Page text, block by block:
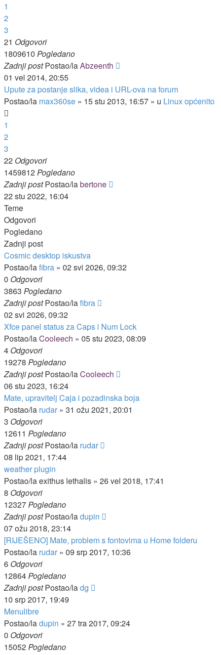
1
2
3
21 Odgovori
1809610 Pogledano
Zadnji postPostao/laAbzeenth
01 vel 2014, 20:55
Upute za postanje slika, videa i URL-ova na forum
Postao/la max360se » 15 stu 2013, 16:57 » u Linux općenito
1
2
3
22 Odgovori
1459812Pogledano
Zadnji postPostao/labertone
22 stu 2022, 16:04
Teme
Odgovori
Pogledano
Zadnji post
Cosmic desktop iskustva
Postao/lafibra » 02 svi 2026, 09:32
0 Odgovori
3863 Pogledano
Zadnji postPostao/lafibra
02 svi 2026, 09:32
Xfce panel status za Caps i Num Lock
Postao/laCooleech » 05 stu 2023, 08:09
4 Odgovori
19278 Pogledano
Zadnji postPostao/laCooleech
06 stu 2023, 16:24
Mate, upravitelj Caja i pozadinska boja
Postao/la rudar » 31 ožu 2021, 20:01
3 Odgovori
12611 Pogledano
Zadnji postPostao/la rudar
08 lip 2021, 17:44
weather plugin
Postao/laexithus lethalis » 26 vel 2018, 17:41
8 Odgovori
12327Pogledano
Zadnji postPostao/ladupin
07 ožu 2018, 23:14
[RIJEŠENO] Mate, problem s fontovima u Home folderu
Postao/la rudar » 09 srp 2017, 10:36
6 Odgovori
12864Pogledano
Zadnji postPostao/ladg
10 srp 2017, 19:49
Menulibre
Postao/ladupin » 27 tra 2017, 09:24
0 Odgovori
15052Pogledano